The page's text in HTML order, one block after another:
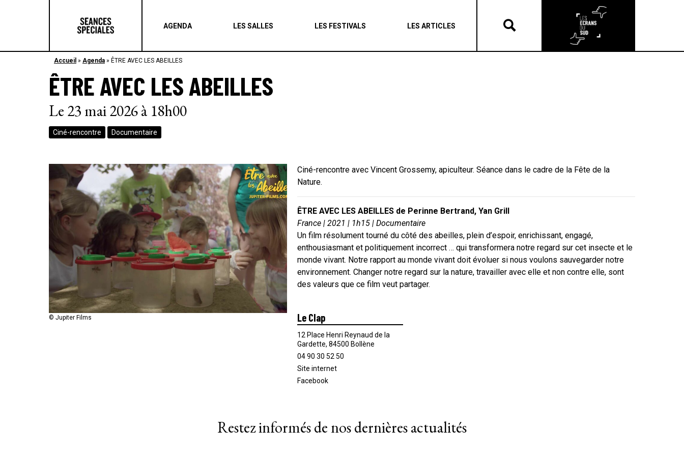
AGENDA LES SALLES LES FESTIVALS LES ARTICLES
Accueil » Agenda » ÊTRE AVEC LES ABEILLES
ÊTRE AVEC LES ABEILLES
Le 23 mai 2026 à 18h00
Ciné-rencontre Documentaire
© Jupiter Films
Ciné-rencontre avec Vincent Grossemy, apiculteur. Séance dans le cadre de la Fête de la
Nature.
ÊTRE AVEC LES ABEILLES de Perinne Bertrand, Yan Grill
France | 2021 | 1h15 | Documentaire
Un film résolument tourné du côté des abeilles, plein d’espoir, enrichissant, engagé,
enthousiasmant et politiquement incorrect … qui transformera notre regard sur cet insecte et le
monde vivant. Notre rapport au monde vivant doit évoluer si nous voulons sauvegarder notre
environnement. Changer notre regard sur la nature, travailler avec elle et non contre elle, sont
des valeurs que ce film veut partager.
Le Clap
12 Place Henri Reynaud de la
Gardette, 84500 Bollène
04 90 30 52 50
Site internet
Facebook
Restez informés de nos dernières actualités